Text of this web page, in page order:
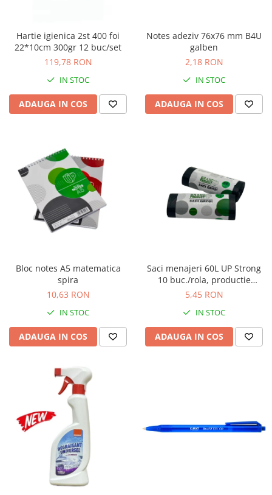
Impermeabile
Veste
Reflectorizante
Incaltaminte
Incaltaminte de lucru si protectie
Incaltaminte de oras si munte
Manusi de protectie
Accesorii pentru protectia capului
Casti de protectie
Antifoane
Ochelari de protectie si viziere
Masti de protectie respiratorie
Pachete promotionale
Accesorii pentru protectia muncii
Diverse accesorii
Articole de unica folosinta
Copii - tricouri si hanorace
Comunicare si prezentare
Ecrane Interactive
Sisteme de afisare
Ecrane de proiectie
Accesorii prezentare
Hartie igienica 2st 400 foi
22*10cm 300gr 12 buc/set
119,78 RON
IN STOC
ADAUGA IN COS
Notes adeziv 76x76 mm B4U
galben
2,18 RON
IN STOC
ADAUGA IN COS
Bloc notes A5 matematica
spira
10,63 RON
IN STOC
ADAUGA IN COS
Saci menajeri 60L UP Strong
10 buc./rola, productie
proprie Unitate Protejata
5,45 RON
IN STOC
ADAUGA IN COS